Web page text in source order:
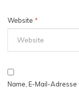
Website *
Name, E-Mail-